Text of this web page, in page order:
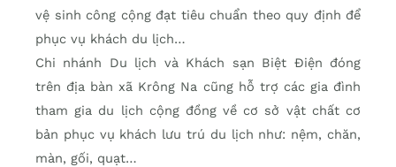
vệ sinh công cộng đạt tiêu chuẩn theo quy định để
phục vụ khách du lịch…
Chi nhánh Du lịch và Khách sạn Biệt Điện đóng
trên địa bàn xã Krông Na cũng hỗ trợ các gia đình
tham gia du lịch cộng đồng về cơ sở vật chất cơ
bản phục vụ khách lưu trú du lịch như: nệm, chăn,
màn, gối, quạt…